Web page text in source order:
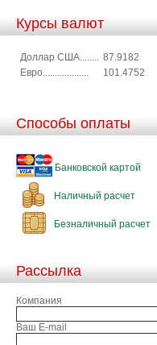
Курсы валют
Доллар США........ 87.9182
Евро...................
101.4752
Способы оплаты
Банковской картой
Наличный расчет
Безналичный расчет
Рассылка
Компания
Ваш E-mail